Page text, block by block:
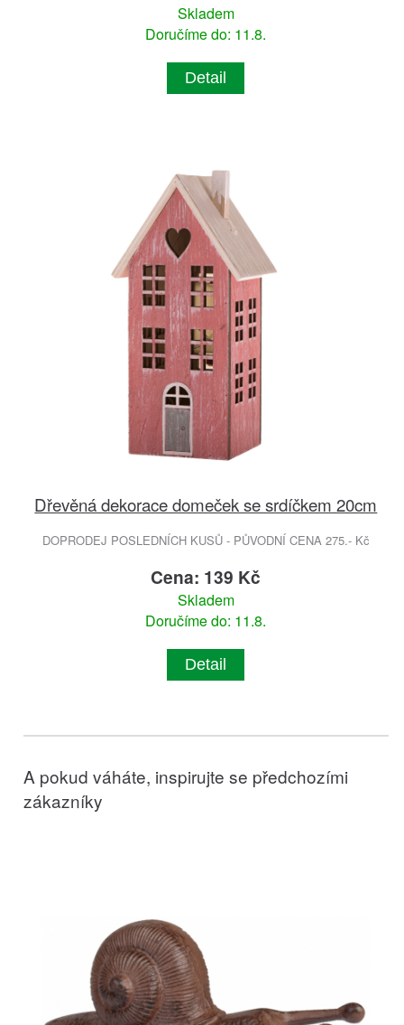
Skladem
Doručíme do: 11.8.
Detail
Dřevěná dekorace domeček se srdíčkem 20cm
DOPRODEJ POSLEDNÍCH KUSŮ - PŮVODNÍ CENA 275.- Kč
Cena: 139 Kč
Skladem
Doručíme do: 11.8.
Detail
A pokud váháte, inspirujte se předchozími
zákazníky